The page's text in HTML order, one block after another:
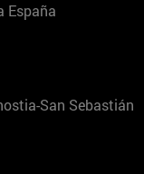
España
San Sebastián